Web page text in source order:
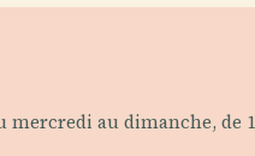
mercredi au dimanche, de